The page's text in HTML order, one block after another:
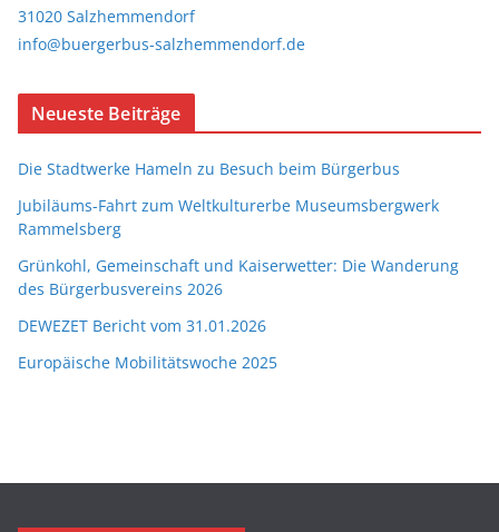
31020 Salzhemmendorf
info@buergerbus-salzhemmendorf.de
Neueste Beiträge
Die Stadtwerke Hameln zu Besuch beim Bürgerbus
Jubiläums-Fahrt zum Weltkulturerbe Museumsbergwerk
Rammelsberg
Grünkohl, Gemeinschaft und Kaiserwetter: Die Wanderung
des Bürgerbusvereins 2026
DEWEZET Bericht vom 31.01.2026
Europäische Mobilitätswoche 2025